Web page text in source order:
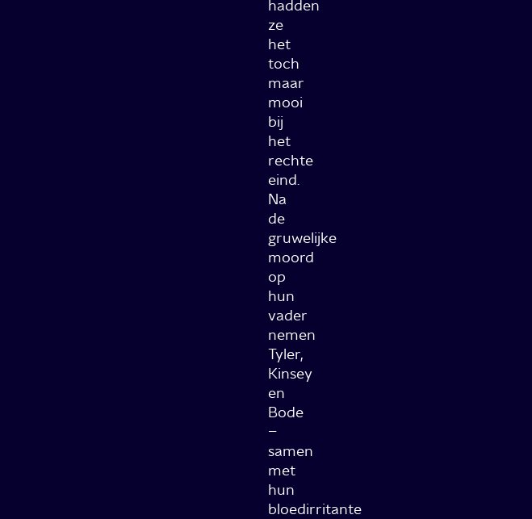
hadden
ze
het
toch
maar
mooi
bij
het
rechte
eind.
Na
de
gruwelijke
moord
op
hun
vader
nemen
Tyler,
Kinsey
en
Bode
–
samen
met
hun
bloedirritante